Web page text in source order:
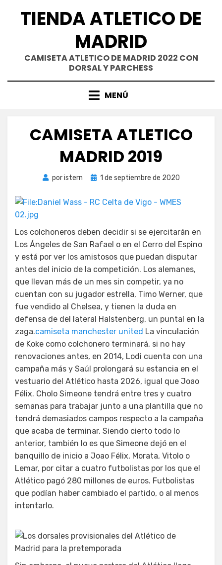
TIENDA ATLETICO DE
MADRID
CAMISETA ATLETICO DE MADRID 2022 CON
DORSAL Y PARCHESS
MENÚ
CAMISETA ATLETICO
MADRID 2019
poristern
Publicada
1 de septiembre de 2020
Los colchoneros deben decidir si se ejercitarán en
Los Ángeles de San Rafael o en el Cerro del Espino
y está por ver los amistosos que puedan disputar
antes del inicio de la competición. Los alemanes,
que llevan más de un mes sin competir, ya no
cuentan con su jugador estrella, Timo Werner, que
fue vendido al Chelsea, y tienen la duda en
defensa de del lateral Halstenberg, un puntal en la
zaga.camiseta manchester united La vinculación
de Koke como colchonero terminará, si no hay
renovaciones antes, en 2014, Lodi cuenta con una
campaña más y Saúl prolongará su estancia en el
vestuario del Atlético hasta 2026, igual que Joao
Félix. Cholo Simeone tendrá entre tres y cuatro
semanas para trabajar junto a una plantilla que no
tendrá demasiados campos respecto a la campaña
que acaba de terminar. Siendo cierto todo lo
anterior, también lo es que Simeone dejó en el
banquillo de inicio a Joao Félix, Morata, Vitolo o
Lemar, por citar a cuatro futbolistas por los que el
Atlético pagó 280 millones de euros. Futbolistas
que podían haber cambiado el partido, o al menos
intentarlo.